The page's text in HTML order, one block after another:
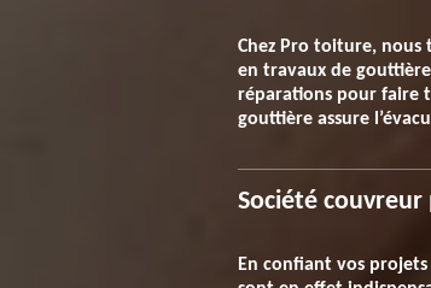
Chez Pro toiture, nous
en travaux de
réparations pour faire
gouttière assure
Société
En confiant vos